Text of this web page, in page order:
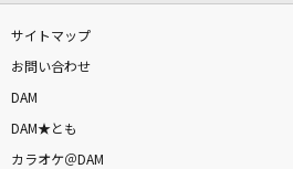
Alone
岡本真夜
[生音]蕾
サイトマップ
お問い合わせ
DAM
DAM★とも
カラオケ＠DAM